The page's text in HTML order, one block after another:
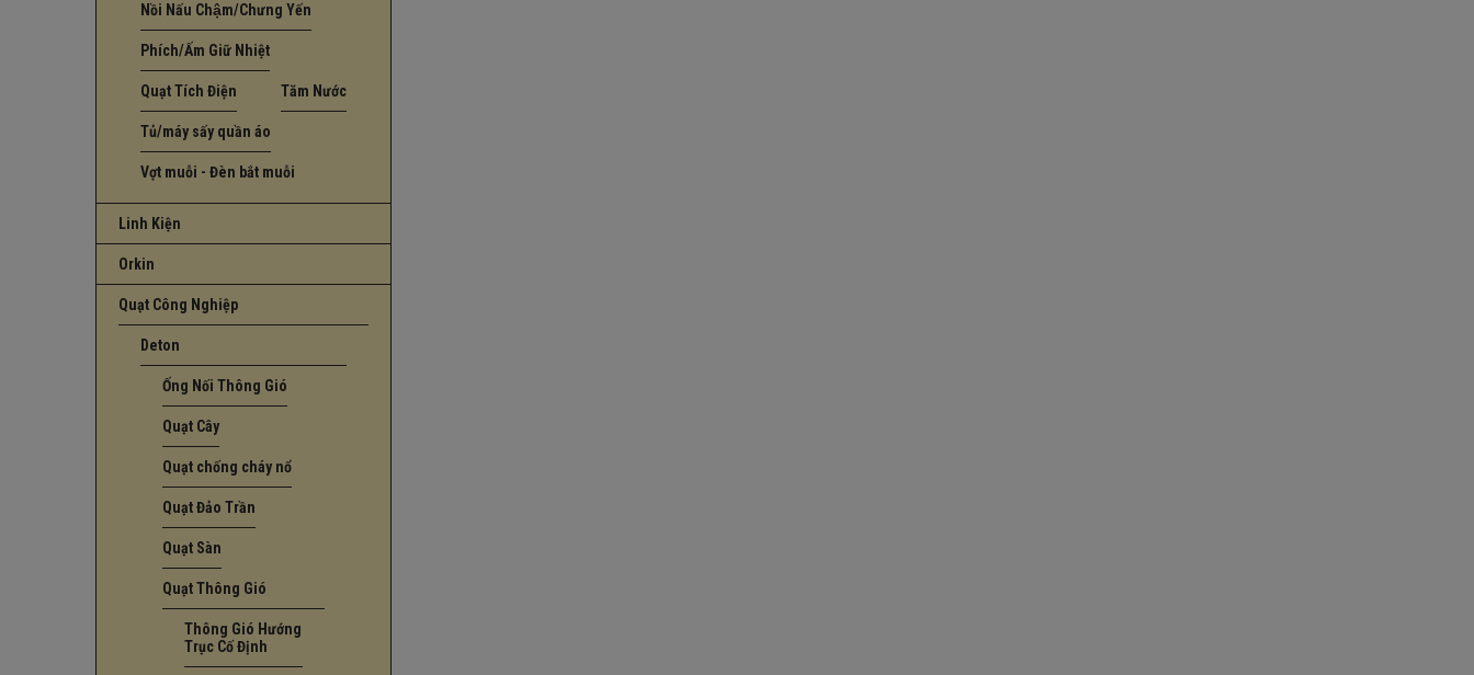
Nồi Nấu Chậm/Chưng Yến
Phích/Ấm Giữ Nhiệt
Quạt Tích Điện Tăm Nước
Tủ/máy sấy quần áo
Vợt muỗi - Đèn bắt muỗi
Linh Kiện
Orkin
Quạt Công Nghiệp
Deton
Ống Nối Thông Gió
Quạt Cây
Quạt chống cháy nổ
Quạt Đảo Trần
Quạt Sàn
Quạt Thông Gió
Thông Gió Hướng
Trục Cố Định